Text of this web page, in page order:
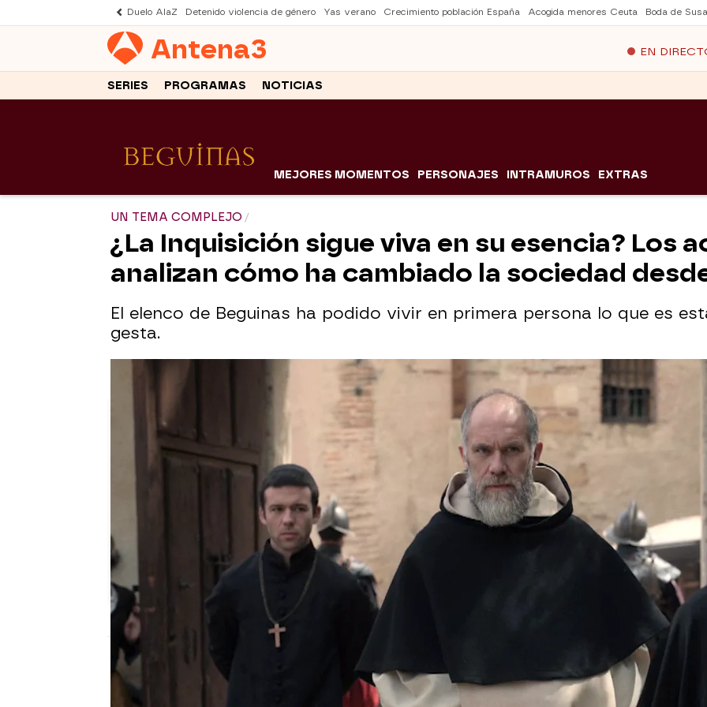
Duelo AlaZ Detenido violencia de género Yas verano Crecimiento población España Acogida menores Ceuta Boda de
Antena3 EN
SERIES PROGRAMAS NOTICIAS
MEJORES MOMENTOS PERSONAJES INTRAMUROS EXTRAS
UN TEMA COMPLEJO
¿La Inquisición sigue viva en su esencia? Los
analizan cómo ha cambiado la sociedad
El elenco de Beguinas ha podido vivir en primera persona lo que es
gesta.
La Santa Inquisición arresta a Lucía ante la traición de Sibila
Carmen Pardo |
Publicado: 12 de noviembre de 2024, 12:04 WhatsappFacebook
X